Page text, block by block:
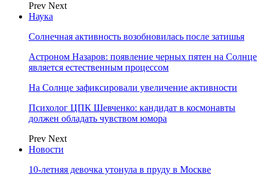
Prev Next
Наука
Солнечная активность возобновилась после затишья
Астроном Назаров: появление черных пятен на Солнце
является естественным процессом
На Солнце зафиксировали увеличение активности
Психолог ЦПК Шевченко: кандидат в космонавты
должен обладать чувством юмора
Prev Next
Новости
10-летняя девочка утонула в пруду в Москве